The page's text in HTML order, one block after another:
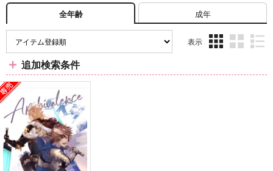
全年齢 成年
表示
ム
ム
ム
追加検索条件